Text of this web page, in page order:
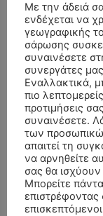
Με την άδειά
ενδέχεται να
γεωγραφικής
σάρωσης
συναινέσετε
συνεργάτες
Εναλλακτικά,
πιο
προτιμήσεις
συναινέσετε.
των
απαιτεί τη
να αρνηθείτε
σας θα
Μπορείτε
επιστρέφοντας